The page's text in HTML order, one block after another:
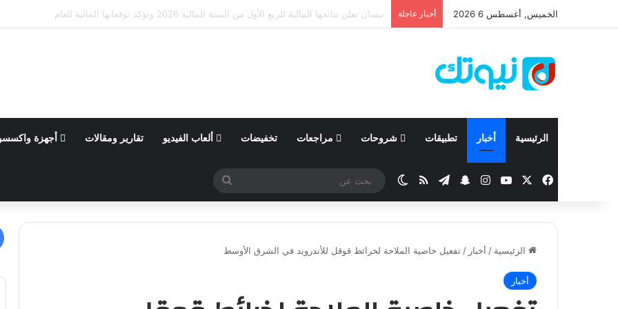
الخميس, أغسطس 6 2026 أخبار عاجلة كيا تعزز الاعتماد على الذات في ألبانيا وزيمبابوي عبر مشروع “الضوء الأخضر”
الرئيسية أخبار تطبيقات شروحات مراجعات تخفيضات ألعاب الفيديو تقارير ومقالات أجهزة
فيسبوك ‫YouTubeانستقرامسناب تشات
تيلقرامملخص الموقع RSS
الوضع المظلم
عن
الرئيسية / أخبار / تفعيل خاصية الملاحة لخرائط قوقل للأندرويد في الشرق الأوسط
أخبار